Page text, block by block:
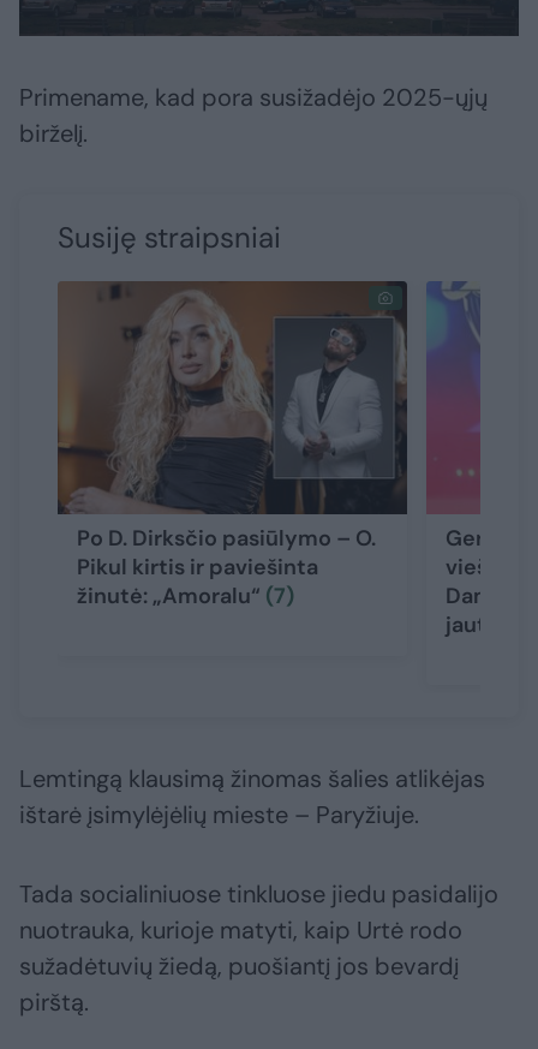
Primename, kad pora susižadėjo 2025-ųjų
birželį.
Susiję straipsniai
Po D. Dirksčio pasiūlymo – O.
Pikul kirtis ir paviešinta
žinutė: „Amoralu“ (7)
jautrūs
Lemtingą klausimą žinomas šalies atlikėjas
ištarė įsimylėjėlių mieste – Paryžiuje.
Tada socialiniuose tinkluose jiedu pasidalijo
nuotrauka, kurioje matyti, kaip Urtė rodo
sužadėtuvių žiedą, puošiantį jos bevardį
pirštą.